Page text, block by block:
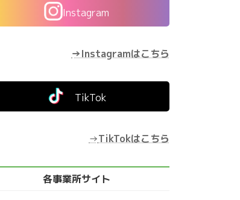
Instagram
→Instagramはこちら
TikTok
→TikTokはこちら
各事業所サイト